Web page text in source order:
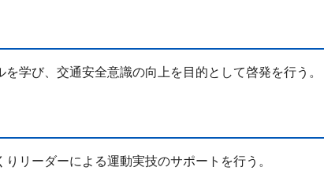
学び、交通安全意識の向上を目的として啓発を行う。
リーダーによる運動実技のサポートを行う。